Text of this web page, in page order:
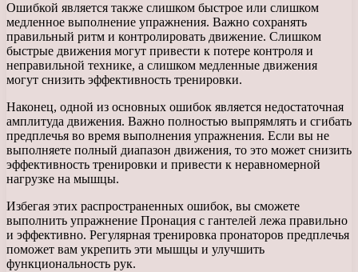
Ошибкой является также слишком быстрое или слишком
медленное выполнение упражнения. Важно сохранять
правильный ритм и контролировать движение. Слишком
быстрые движения могут привести к потере контроля и
неправильной технике, а слишком медленные движения
могут снизить эффективность тренировки.
Наконец, одной из основных ошибок является недостаточная
амплитуда движения. Важно полностью выпрямлять и сгибать
предплечья во время выполнения упражнения. Если вы не
выполняете полный диапазон движения, то это может снизить
эффективность тренировки и привести к неравномерной
нагрузке на мышцы.
Избегая этих распространенных ошибок, вы сможете
выполнить упражнение Пронация с гантелей лежа правильно
и эффективно. Регулярная тренировка пронаторов предплечья
поможет вам укрепить эти мышцы и улучшить
функциональность рук.